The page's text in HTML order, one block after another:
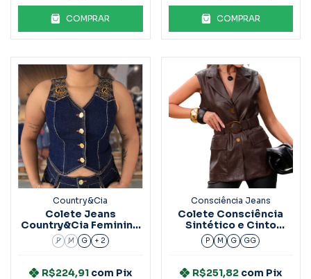
COMPRAR COMPRAR
Country&Cia
Colete Jeans
Country&Cia Feminino
Essential 4507
P M G + 2
R$224,91 com Pix
Consciência Jeans
Colete Consciência
Sintético e Cinto
Marrom 90642
P M G GG
R$251,82 com Pix